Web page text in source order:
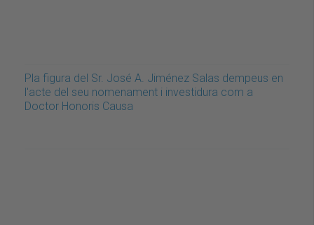
Pla figura del Sr. José A. Jiménez Salas dempeus en
l'acte del seu nomenament i investidura com a
Doctor Honoris Causa